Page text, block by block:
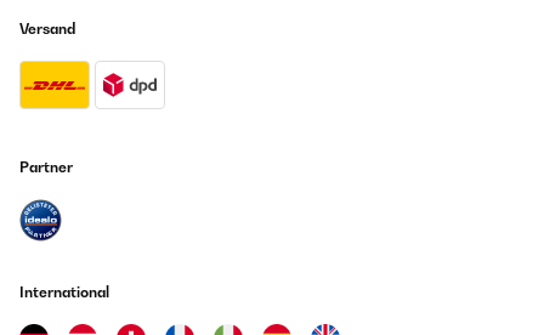
Versand
Partner
International